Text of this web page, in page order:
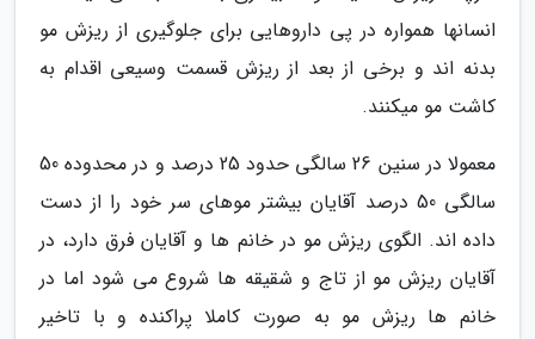
انسانها همواره در پی داروهایی برای جلوگیری از ریزش مو
بدنه اند و برخی از بعد از ریزش قسمت وسیعی اقدام به
کاشت مو میکنند.
معمولا در سنین 26 سالگی حدود 25 درصد و در محدوده 50
سالگی 50 درصد آقایان بیشتر موهای سر خود را از دست
داده اند. الگوی ریزش مو در خانم ها و آقایان فرق دارد، در
آقایان ریزش مو از تاج و شقیقه ها شروع می شود اما در
خانم ها ریزش مو به صورت کاملا پراکنده و با تاخیر